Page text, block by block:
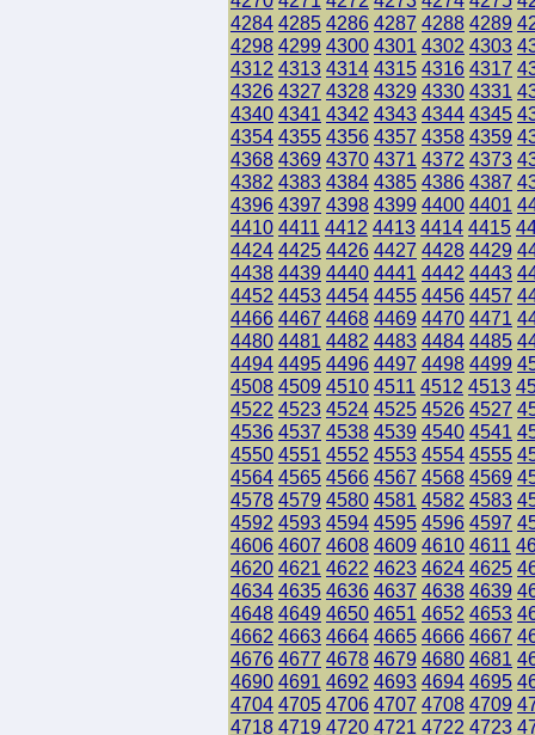
4284 4285 4286 4287 4288 4289
4298 4299 4300 4301 4302 4303
4312 4313 4314 4315 4316 4317
4326 4327 4328 4329 4330 4331
4340 4341 4342 4343 4344 4345
4354 4355 4356 4357 4358 4359
4368 4369 4370 4371 4372 4373
4382 4383 4384 4385 4386 4387
4396 4397 4398 4399 4400 4401
4410 4411 4412 4413 4414 4415
4424 4425 4426 4427 4428 4429
4438 4439 4440 4441 4442 4443
4452 4453 4454 4455 4456 4457
4466 4467 4468 4469 4470 4471
4480 4481 4482 4483 4484 4485
4494 4495 4496 4497 4498 4499
4508 4509 4510 4511 4512 4513
4522 4523 4524 4525 4526 4527
4536 4537 4538 4539 4540 4541
4550 4551 4552 4553 4554 4555
4564 4565 4566 4567 4568 4569
4578 4579 4580 4581 4582 4583
4592 4593 4594 4595 4596 4597
4606 4607 4608 4609 4610 4611
4620 4621 4622 4623 4624 4625
4634 4635 4636 4637 4638 4639
4648 4649 4650 4651 4652 4653
4662 4663 4664 4665 4666 4667
4676 4677 4678 4679 4680 4681
4690 4691 4692 4693 4694 4695
4704 4705 4706 4707 4708 4709
4718 4719 4720 4721 4722 4723